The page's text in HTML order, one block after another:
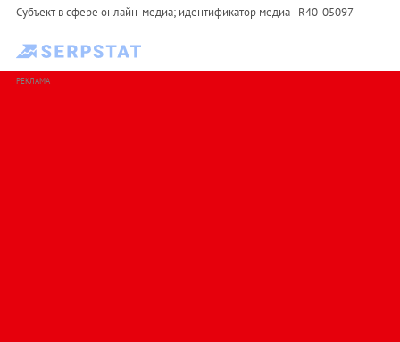
Субъект в сфере онлайн-медиа; идентификатор медиа - R40-05097
РЕКЛАМА